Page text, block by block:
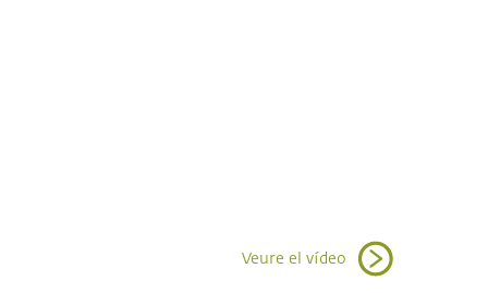
Veure el vídeo